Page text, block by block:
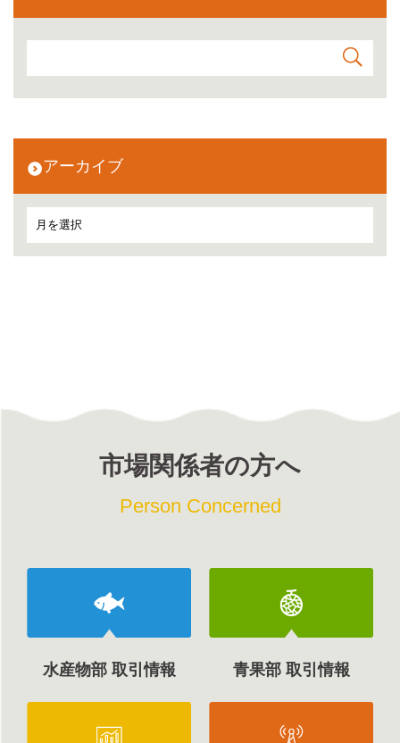
アーカイブ
市場関係者の方へ
Person Concerned
水産物部 取引情報 青果部 取引情報